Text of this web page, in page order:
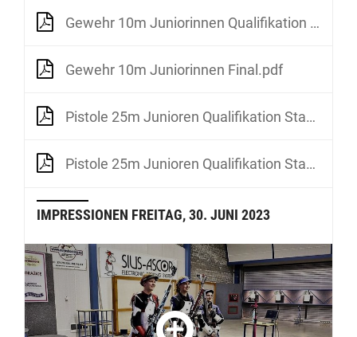
Gewehr 10m Juniorinnen Qualifikation Relay 2.pdf
Gewehr 10m Juniorinnen Final.pdf
Pistole 25m Junioren Qualifikation Stage 1
Pistole 25m Junioren Qualifikation Stage 2.pdf
IMPRESSIONEN FREITAG, 30. JUNI 2023